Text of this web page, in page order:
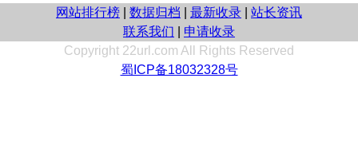
网站排行榜 数据归档 最新收录
站长资讯
联系我们
申请收录
Copyright 22url.com All Rights Reserved
蜀ICP备18032328号